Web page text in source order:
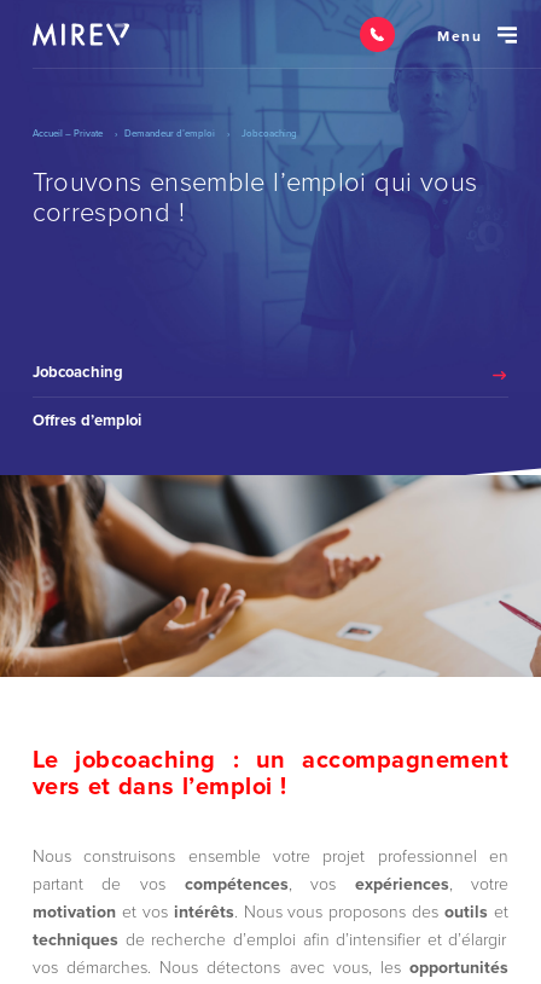
Menu
Accueil – Private Demandeur d’emploi Jobcoaching
Trouvons ensemble l’emploi qui vous
correspond !
Jobcoaching
Offres d’emploi
Le jobcoaching : un accompagnement
vers et dans l’emploi !
Nous construisons ensemble votre projet professionnel en
partant de vos compétences, vos expériences, votre
motivationet vosintérêts. Nous vous proposons des outils et
techniques de recherche d’emploi afin d’intensifier et d’élargir
vos démarches. Nous détectons avec vous, lesopportunités